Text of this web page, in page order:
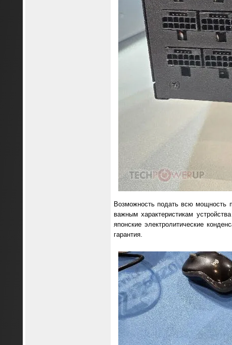
Возможность подать всю мощность
важным характеристикам
японские электролитические
гарантия.